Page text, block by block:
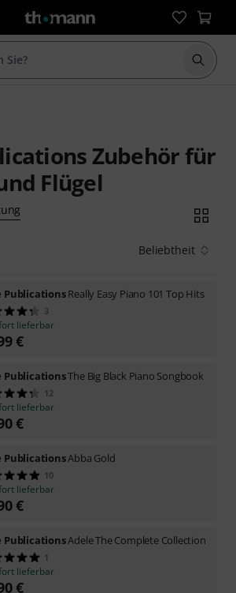
Suche
Zubehör für
Flügel
Beliebtheit
PublicationsReally Easy Piano 101 Top Hits
3
lieferbar
€
PublicationsThe Big Black Piano Songbook
12
lieferbar
€
PublicationsAbba Gold
10
lieferbar
€
PublicationsAdele The Complete Collection
1
lieferbar
€